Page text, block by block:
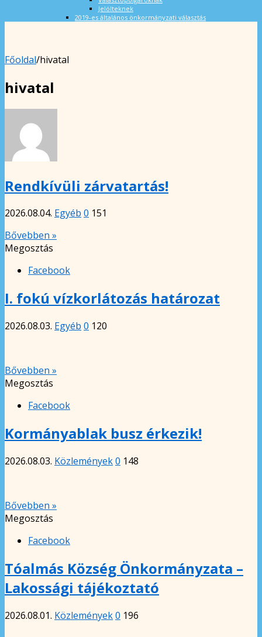
Jelölteknek
2019-es általános önkormányzati választás
Főoldal/hivatal
hivatal
Rendkívüli zárvatartás!
2026.08.04. Egyéb 0 151
Bővebben »
Megosztás
Facebook
I. fokú vízkorlátozás határozat
2026.08.03. Egyéb 0 120
Bővebben »
Megosztás
Facebook
Kormányablak busz érkezik!
2026.08.03. Közlemények0 148
Bővebben »
Megosztás
Facebook
Tóalmás Község Önkormányzata –
Lakossági tájékoztató
2026.08.01. Közlemények0 196